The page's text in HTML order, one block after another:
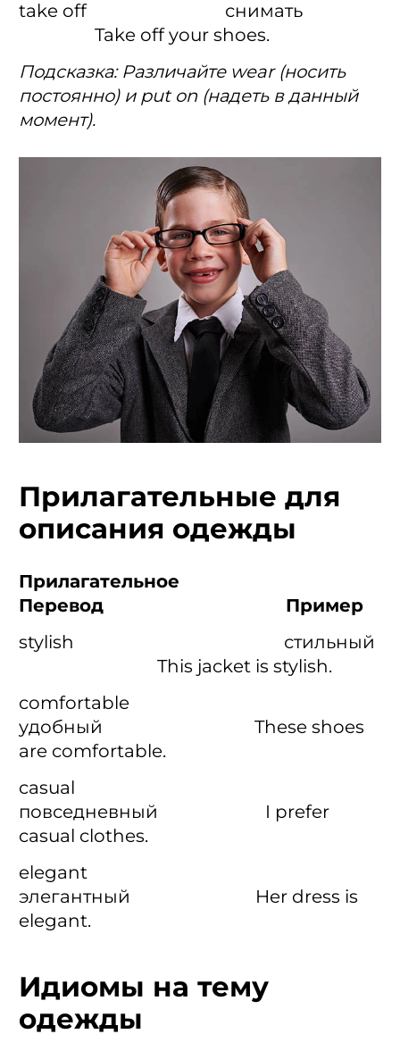
take off снимать
Take off your shoes.
Подсказка: Различайте wear (носить
постоянно) и put on (надеть в данный
момент).
Прилагательные для
описания одежды
Прилагательное
Перевод Пример
stylish стильный
This jacket is stylish.
comfortable
удобный These shoes
are comfortable.
casual
повседневный I prefer
casual clothes.
elegant
элегантный Her dress is
elegant.
Идиомы на тему
одежды